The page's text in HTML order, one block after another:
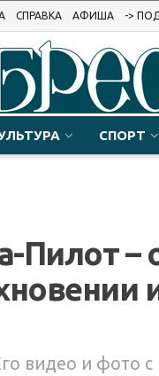
СПРАВКА АФИША ->
СПОРТ
Пилот –
видео и фото с